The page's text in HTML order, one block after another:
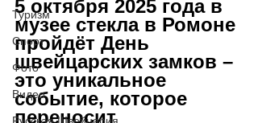
Туризм
Спорт
Фото
Видео
5 октября 2025 года в
музее стекла в Ромоне
пройдёт День
швейцарских замков –
это уникальное
событие, которое
переносит